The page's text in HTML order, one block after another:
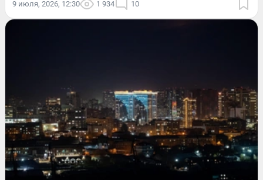
9 июля, 2026, 12:30 1 934 10